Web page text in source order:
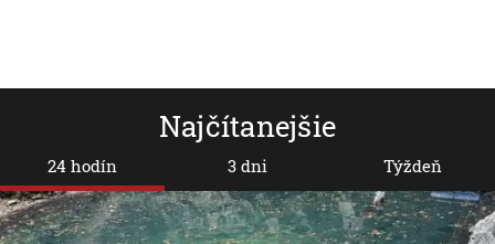
Najčítanejšie
24 hodín 3 dni Týždeň